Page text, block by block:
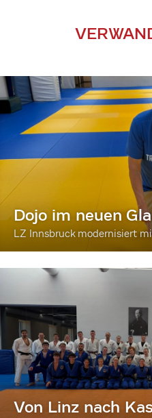
Dojo im neuen
LZ Innsbruck modernisiert
Von Linz nach